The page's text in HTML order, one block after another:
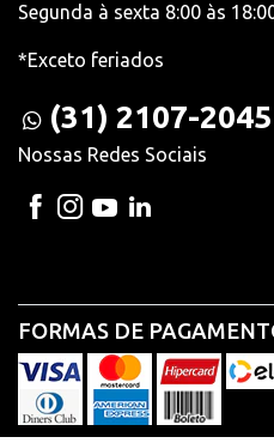
Segunda à sexta 8:00 às
*Exceto feriados
(31) 2107-2045
Nossas Redes Sociais
FORMAS DE